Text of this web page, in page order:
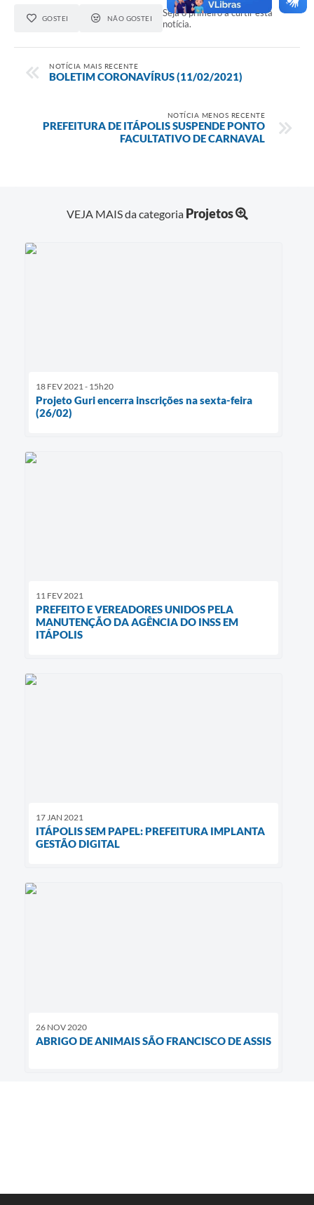
GOSTEI NÃO GOSTEI
Seja o primeiro a curtir esta
notícia.
NOTÍCIA MAIS RECENTE
BOLETIM CORONAVÍRUS (11/02/2021)
NOTÍCIA MENOS RECENTE
PREFEITURA DE ITÁPOLIS SUSPENDE PONTO
FACULTATIVO DE CARNAVAL
VEJA MAIS da categoria Projetos
18 FEV 2021 - 15h20
Projeto Guri encerra inscrições na sexta-feira
(26/02)
11 FEV 2021
PREFEITO E VEREADORES UNIDOS PELA
MANUTENÇÃO DA AGÊNCIA DO INSS EM
ITÁPOLIS
17 JAN 2021
ITÁPOLIS SEM PAPEL: PREFEITURA IMPLANTA
GESTÃO DIGITAL
26 NOV 2020
ABRIGO DE ANIMAIS SÃO FRANCISCO DE ASSIS